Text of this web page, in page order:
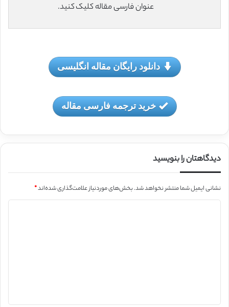
عنوان فارسی مقاله کلیک کنید.
دانلود رایگان مقاله انگلیسی
خرید ترجمه فارسی مقاله
دیدگاهتان را بنویسید
نشانی ایمیل شما منتشر نخواهد شد.بخش‌های موردنیاز علامت‌گذاری شده‌اند*